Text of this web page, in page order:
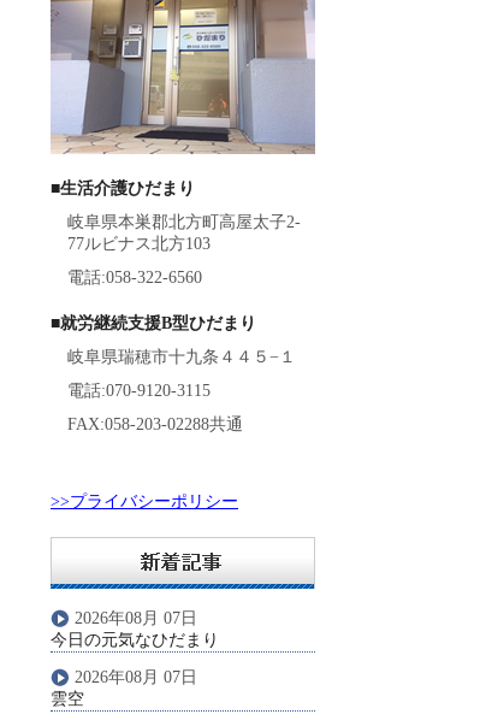
■生活介護ひだまり
岐阜県本巣郡北方町高屋太子2-
77ルビナス北方103
電話:058-322-6560
■就労継続支援B型ひだまり
岐阜県瑞穂市十九条４４５−１
電話:070-9120-3115
FAX:058-203-02288共通
>>プライバシーポリシー
2026年08月 07日
今日の元気なひだまり
2026年08月 07日
雲空